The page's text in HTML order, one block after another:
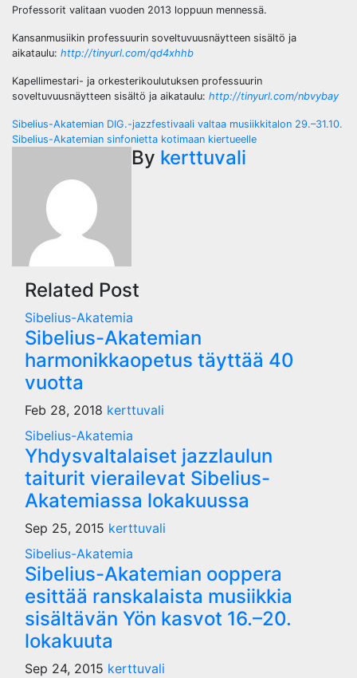
Professorit valitaan vuoden 2013 loppuun mennessä.
Kansanmusiikin professuurin soveltuvuusnäytteen sisältö ja
aikataulu: http://tinyurl.com/qd4xhhb
Kapellimestari- ja orkesterikoulutuksen professuurin
soveltuvuusnäytteen sisältö ja aikataulu: http://tinyurl.com/nbvybay
Post
navigation
Sibelius-Akatemian DIG.-jazzfestivaali valtaa musiikkitalon 29.–31.10.
Sibelius-Akatemian sinfonietta kotimaan kiertueelle
By kerttuvali
Related Post
Sibelius-Akatemia
Sibelius-Akatemian
harmonikkaopetus täyttää 40
vuotta
Feb 28, 2018 kerttuvali
Sibelius-Akatemia
Yhdysvaltalaiset jazzlaulun
taiturit vierailevat Sibelius-
Akatemiassa lokakuussa
Sep 25, 2015 kerttuvali
Sibelius-Akatemia
Sibelius-Akatemian ooppera
esittää ranskalaista musiikkia
sisältävän Yön kasvot 16.–20.
lokakuuta
Sep 24, 2015 kerttuvali